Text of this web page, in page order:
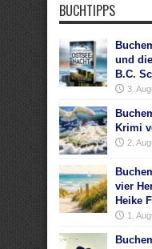
BUCHTIPPS
und
B.C.
3.
Krimi
2.
vier
Heike
1.